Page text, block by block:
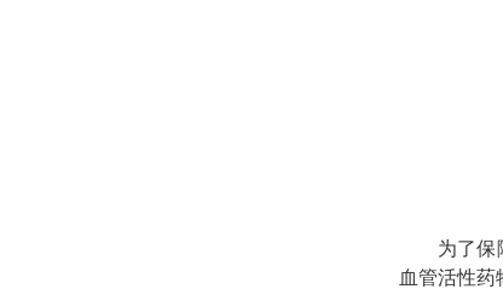
为了保
血管活性